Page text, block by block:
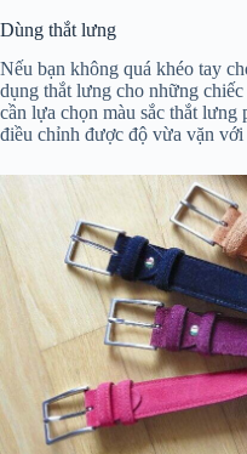
Dùng thắt lưng
Nếu bạn không quá khéo tay
dụng thắt lưng cho những
cần lựa chọn màu sắc thắt lưng
điều chỉnh được độ vừa vặn với